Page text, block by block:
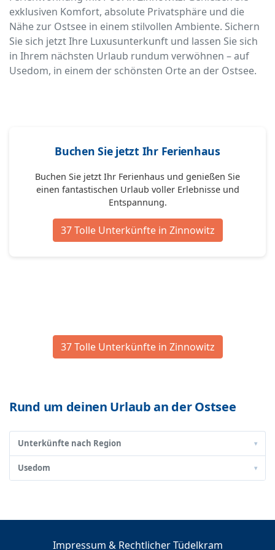
exklusiven Komfort, absolute Privatsphäre und die
Nähe zur Ostsee in einem stilvollen Ambiente. Sichern
Sie sich jetzt Ihre Luxusunterkunft und lassen Sie sich
in Ihrem nächsten Urlaub rundum verwöhnen – auf
Usedom, in einem der schönsten Orte an der Ostsee.
Buchen Sie jetzt Ihr Ferienhaus
Buchen Sie jetzt Ihr Ferienhaus und genießen Sie
einen fantastischen Urlaub voller Erlebnisse und
Entspannung.
37 Tolle Unterkünfte in Zinnowitz
37 Tolle Unterkünfte in Zinnowitz
Rund um deinen Urlaub an der Ostsee
Unterkünfte nach Region ▾
Usedom ▾
Impressum & Rechtlicher Tüdelkram